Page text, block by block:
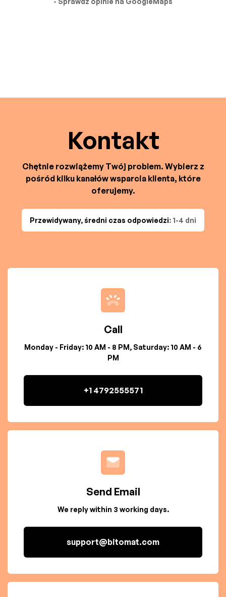
Kontakt
Chętnie rozwiążemy Twój problem. Wybierz z
pośród kilku kanałów wsparcia klienta, które
oferujemy.
Przewidywany, średni czas odpowiedzi: 1-4 dni
Call
Monday - Friday: 10 AM - 8 PM, Saturday: 10 AM - 6
PM
+1 4792555571
Send Email
We reply within 3 working days.
support@bitomat.com